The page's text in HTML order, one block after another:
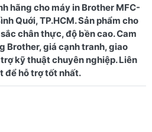
hãng cho máy in Brother MFC-
Quới, TP.HCM. Sản phẩm cho
chân thực, độ bền cao. Cam
Brother, giá cạnh tranh, giao
kỹ thuật chuyên nghiệp. Liên